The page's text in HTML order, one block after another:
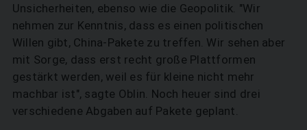
Unsicherheiten, ebenso wie die Geopolitik. "Wir
nehmen zur Kenntnis, dass es einen politischen
Willen gibt, China-Pakete zu treffen. Wir sehen aber
mit Sorge, dass erst recht große Plattformen
gestärkt werden, weil es für kleine nicht mehr
machbar ist", sagte Oblin. Noch heuer sind drei
verschiedene Abgaben auf Pakete geplant.